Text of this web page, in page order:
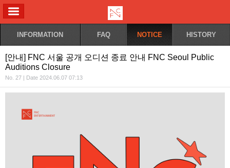
INFORMATION FAQ NOTICE HISTORY
[안내] FNC 서울 공개 오디션 종료 안내 FNC Seoul Public
Auditions Closure
No. 27 | Date 2024.06.07 07:13